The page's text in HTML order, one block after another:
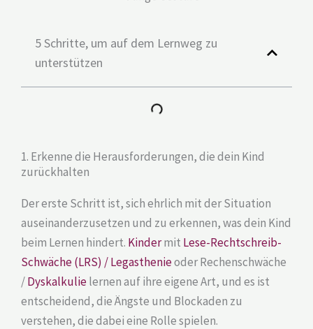
5 Schritte, um auf dem Lernweg zu
unterstützen
1. Erkenne die Herausforderungen, die dein Kind
zurückhalten
Der erste Schritt ist, sich ehrlich mit der Situation
auseinanderzusetzen und zu erkennen, was dein Kind
beim Lernen hindert. Kindermit Lese-Rechtschreib-
Schwäche (LRS) / Legasthenieoder Rechenschwäche
/Dyskalkulielernen auf ihre eigene Art, und es ist
entscheidend, die Ängste und Blockaden zu
verstehen, die dabei eine Rolle spielen.